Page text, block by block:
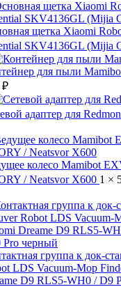
щетка Xiaomi
SKV4136GL (Mijia
для пыли
₽
адаптер для
колесо Mamibot
/ Neatsvor X600 1 ×
группа к док-
LDS Vacuum-Mop
D9 RLS5-WH0 / D9